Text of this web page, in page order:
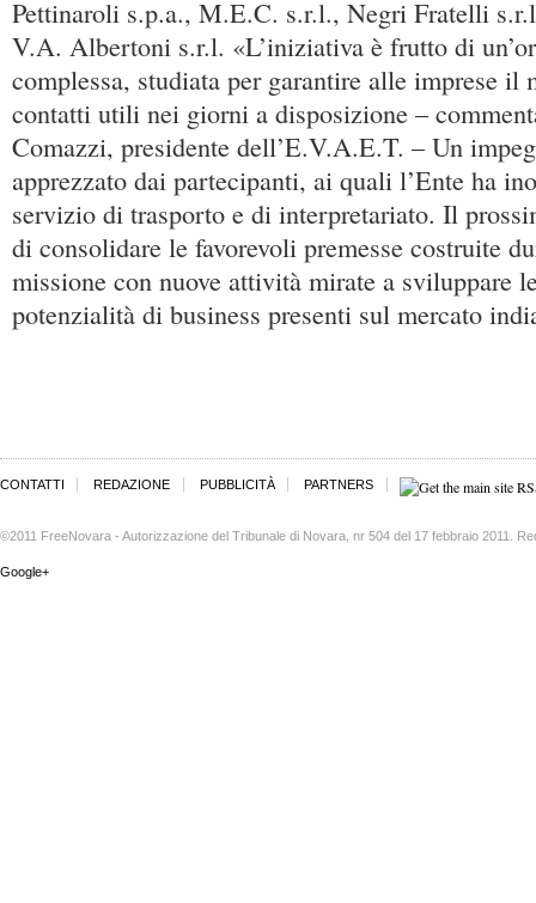
Pettinaroli s.p.a., M.E.C. s.r.l., Negri Fratelli
V.A. Albertoni s.r.l. «L’iniziativa è frutto di
complessa, studiata per garantire alle imprese il
contatti utili nei giorni a disposizione –
Comazzi, presidente dell’E.V.A.E.T. – Un
apprezzato dai partecipanti, ai quali l’Ente ha
servizio di trasporto e di interpretariato. Il
di consolidare le favorevoli premesse costruite
missione con nuove attività mirate a sviluppare
potenzialità di business presenti sul mercato
CONTATTI REDAZIONE PUBBLICITÀ PARTNERS
©2011 FreeNovara - Autorizzazione del Tribunale di Novara, nr 504 del 17 febbraio 2011.
Google+